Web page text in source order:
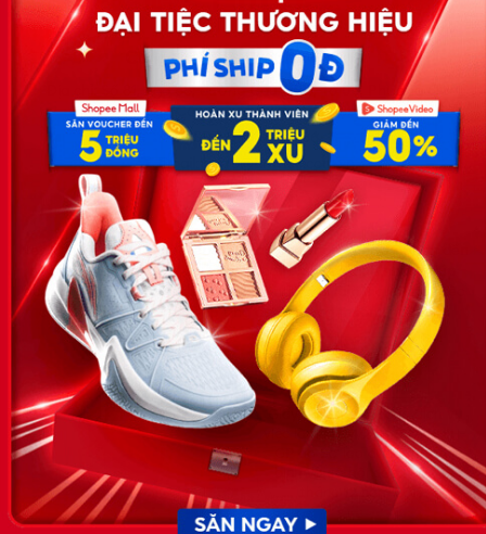
Công ty TNHH Eyeplus Online
Địa chỉ: Số 81, ngõ 68, đường Cầu Giấy, Tổ 05, Phường Quan
Hoa, Quận Cầu Giấy, TP Hà Nội, Việt Nam
SĐT: 0981 448 766
Email:
hotro@timviec.com.vn
VỀ CHÚNG TÔI
News.timviec.com.vn là website cung cấp thông tin liên quan đến
nhân sự, nghề nghiệp do Timviec.com.vn vận hành nhằm giúp
doanh nghiệp, nhân sự tuyển dụng, người đi làm, người tìm việc
cập nhật thông tin và đáp ứng được mong muốn của mình.
KẾT NỐI
Giấy phép hoạt động dịch vụ
việc làm số 54/2019/SLĐTBXH-
GP do Sở lao động thương
binh và xã hội cấp ngày 30
tháng 12 năm 2019.